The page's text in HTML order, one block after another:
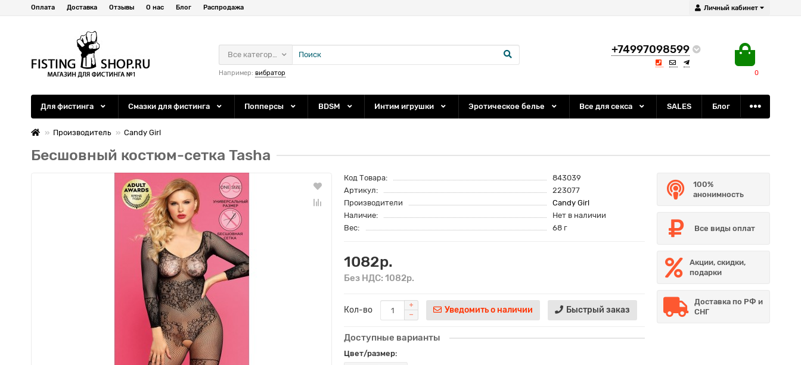
Личный кабинет
Оплата Доставка Отзывы О нас Блог Распродажа
+74997098599
0
Все категории
Например: вибратор
Для фистинга Смазки для фистинга Попперсы BDSM Интим игрушки Эротическое белье Все для секса SALES Блог
Производитель Candy Girl
Бесшовный костюм-сетка Tasha
Код Товара:
843039
Артикул:
223077
Производители
Candy Girl
Наличие:
Нет в наличии
Вес:
68 г
1082р.
Без НДС: 1082р.
Кол-во Уведомить о наличии Быстрый заказ
Доступные варианты
Цвет/размер:
100%
анонимность
Все виды оплат
Акции, скидки,
подарки
Доставка по РФ и
СНГ